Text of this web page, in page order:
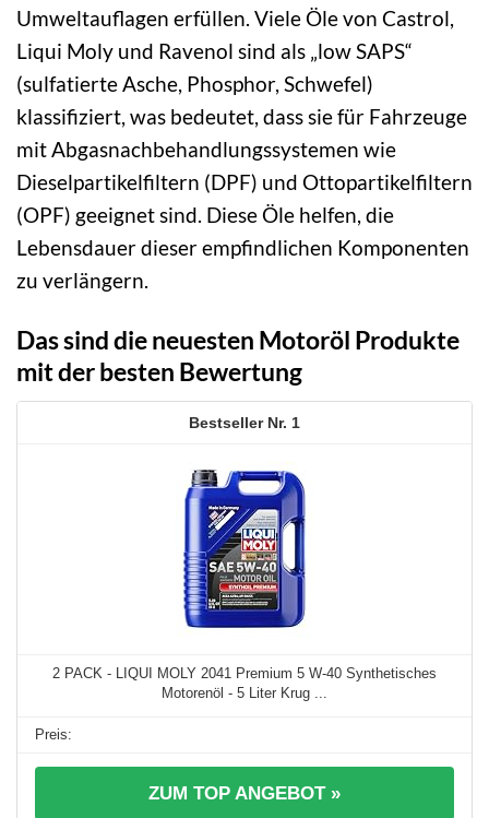
Umweltauflagen erfüllen. Viele Öle von Castrol,
Liqui Moly und Ravenol sind als „low SAPS“
(sulfatierte Asche, Phosphor, Schwefel)
klassifiziert, was bedeutet, dass sie für Fahrzeuge
mit Abgasnachbehandlungssystemen wie
Dieselpartikelfiltern (DPF) und Ottopartikelfiltern
(OPF) geeignet sind. Diese Öle helfen, die
Lebensdauer dieser empfindlichen Komponenten
zu verlängern.
Das sind die neuesten Motoröl Produkte
mit der besten Bewertung
1
2 PACK - LIQUI MOLY 2041 Premium 5 W-40 Synthetisches
Motorenöl - 5 Liter Krug ...
ZUM TOP ANGEBOT »